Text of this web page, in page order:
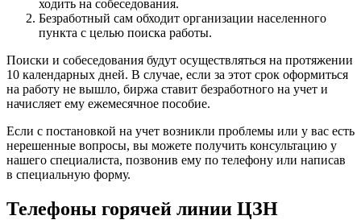
ходить на собеседования.
Безработный сам обходит организации населенного
пункта с целью поиска работы.
Поиски и собеседования будут осуществляться на протяжении
10 календарных дней. В случае, если за этот срок оформиться
на работу не вышло, биржа ставит безработного на учет и
начисляет ему ежемесячное пособие.
Если с постановкой на учет возникли проблемы или у вас есть
нерешенные вопросы, вы можете получить консультацию у
нашего специалиста, позвонив ему по телефону или написав
в специальную форму.
Телефоны горячей линии ЦЗН